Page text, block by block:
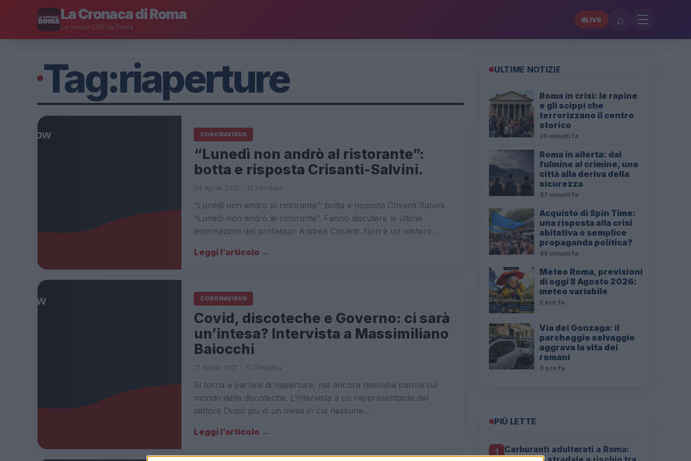
La Cronaca di Roma
Le notizie LIVE da Roma
LIVE ⌕
Tag:riaperture
CORONAVIRUS
“Lunedì non andrò al ristorante”:
botta e risposta Crisanti-Salvini.
24 Aprile 2021 - 12:59Villani
“Lunedì non andrò al ristorante”: botta e risposta Crisanti Salvini.
“Lunedì non andrò al ristorante”. Fanno discutere le ultime
esternazioni del professor Andrea Crisanti. Non è un mistero…
Leggi l’articolo →
CORONAVIRUS
Covid, discoteche e Governo: ci sarà
un’intesa? Intervista a Massimiliano
Baiocchi
21 Aprile 2021 - 15:39Katiba
Si torna a parlare di riaperture, ma ancora nessuna parola sul
mondo delle discoteche. L’intervista a un rappresentante del
settore Dopo più di un mese in cui nessuna…
Leggi l’articolo →
ULTIME NOTIZIE
Roma in crisi: le rapine
e gli scippi che
terrorizzano il centro
storico
20 minuti fa
Roma in allerta: dal
fulmine al crimine, una
città alla deriva della
sicurezza
37 minuti fa
Acquisto di Spin Time:
una risposta alla crisi
abitativa o semplice
propaganda politica?
45 minuti fa
Meteo Roma, previsioni
di oggi 8 Agosto 2026:
meteo variabile
2 ore fa
Via dei Gonzaga: il
parcheggio selvaggio
aggrava la vita dei
romani
3 ore fa
PIÙ LETTE
1
Carburanti adulterati a Roma: